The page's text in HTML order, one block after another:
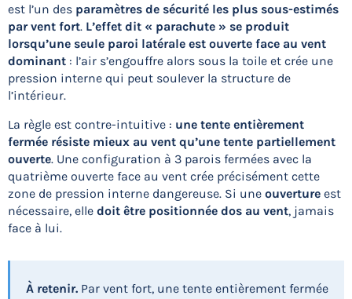
est l’un des paramètres de sécurité les plus sous-estimés
par vent fort. L’effet dit « parachute » se produit
lorsqu’une seule paroi latérale est ouverte face au vent
dominant : l’air s’engouffre alors sous la toile et crée une
pression interne qui peut soulever la structure de
l’intérieur.
La règle est contre-intuitive : une tente entièrement
fermée résiste mieux au vent qu’une tente partiellement
ouverte. Une configuration à 3 parois fermées avec la
quatrième ouverte face au vent crée précisément cette
zone de pression interne dangereuse. Si une ouverture est
nécessaire, elle doit être positionnée dos au vent, jamais
face à lui.
À retenir. Par vent fort, une tente entièrement fermée